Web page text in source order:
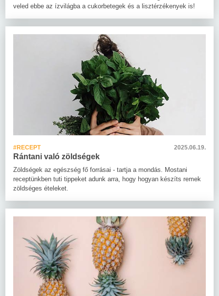
veled ebbe az ízvilágba a cukorbetegek és a lisztérzékenyek is!
#RECEPT 2025.06.19.
Rántani való zöldségek
Zöldségek az egészség fő forrásai - tartja a mondás. Mostani
receptünkben tuti tippeket adunk arra, hogy hogyan készíts remek
zöldséges ételeket.